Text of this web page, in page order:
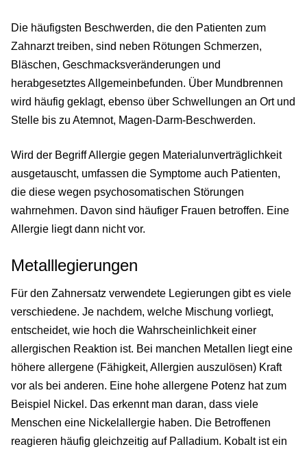
Die häufigsten Beschwerden, die den Patienten zum
Zahnarzt treiben, sind neben Rötungen Schmerzen,
Bläschen, Geschmacksveränderungen und
herabgesetztes Allgemeinbefunden. Über Mundbrennen
wird häufig geklagt, ebenso über Schwellungen an Ort und
Stelle bis zu Atemnot, Magen-Darm-Beschwerden.
Wird der Begriff Allergie gegen Materialunverträglichkeit
ausgetauscht, umfassen die Symptome auch Patienten,
die diese wegen psychosomatischen Störungen
wahrnehmen. Davon sind häufiger Frauen betroffen. Eine
Allergie liegt dann nicht vor.
Metalllegierungen
Für den Zahnersatz verwendete Legierungen gibt es viele
verschiedene. Je nachdem, welche Mischung vorliegt,
entscheidet, wie hoch die Wahrscheinlichkeit einer
allergischen Reaktion ist. Bei manchen Metallen liegt eine
höhere allergene (Fähigkeit, Allergien auszulösen) Kraft
vor als bei anderen. Eine hohe allergene Potenz hat zum
Beispiel Nickel. Das erkennt man daran, dass viele
Menschen eine Nickelallergie haben. Die Betroffenen
reagieren häufig gleichzeitig auf Palladium. Kobalt ist ein